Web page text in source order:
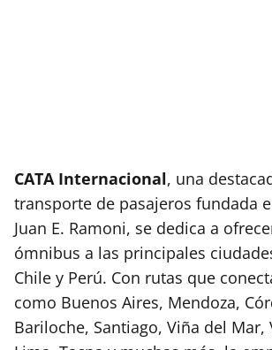
CATA Internacional, una
transporte de pasajeros fundada
Juan E. Ramoni, se dedica a
ómnibus a las principales
Chile y Perú. Con rutas que
como Buenos Aires, Mendoza,
Bariloche, Santiago, Viña del Mar,